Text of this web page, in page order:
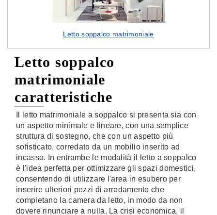
Letto soppalco matrimoniale
Letto soppalco
matrimoniale
caratteristiche
Il letto matrimoniale a soppalco si presenta sia con
un aspetto minimale e lineare, con una semplice
struttura di sostegno, che con un aspetto più
sofisticato, corredato da un mobilio inserito ad
incasso. In entrambe le modalità il letto a soppalco
è l'idea perfetta per ottimizzare gli spazi domestici,
consentendo di utilizzare l'area in esubero per
inserire ulteriori pezzi di arredamento che
completano la camera da letto, in modo da non
dovere rinunciare a nulla. La crisi economica, il